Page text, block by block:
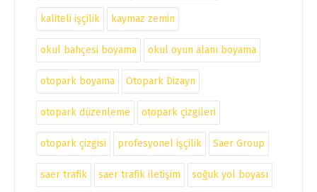
kaliteli işçilik kaymaz zemin
okul bahçesi boyama okul oyun alanı boyama
otopark boyama Otopark Dizayn
otopark düzenleme otopark çizgileri
otopark çizgisi profesyonel işçilik Saer Group
saer trafik saer trafik iletişim soğuk yol boyası